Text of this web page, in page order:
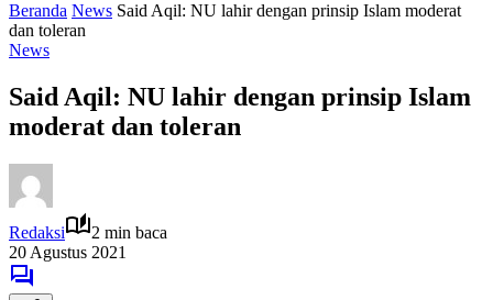
Beranda News Said Aqil: NU lahir dengan prinsip Islam moderat
dan toleran
News
Said Aqil: NU lahir dengan prinsip Islam
moderat dan toleran
Redaksi
2 min baca
20 Agustus 2021